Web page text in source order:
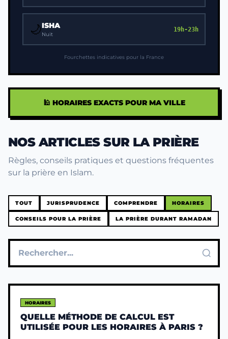
NOS ARTICLES SUR LA PRIÈRE
Règles, conseils pratiques et questions fréquentes
sur la prière en Islam.
TOUT JURISPRUDENCE COMPRENDRE HORAIRES
CONSEILS POUR LA PRIÈRE LA PRIÈRE DURANT RAMADAN
HORAIRES
QUELLE MÉTHODE DE CALCUL EST
UTILISÉE POUR LES HORAIRES À PARIS ?
🌙ISHA
Nuit
19h-23h
Fourchettes indicatives pour la France
🕌 HORAIRES EXACTS POUR MA VILLE